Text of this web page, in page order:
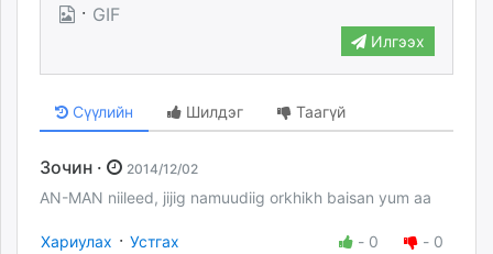
· GIF
Илгээх
Сүүлийн Шилдэг Таагүй
Зочин · 2014/12/02
AN-MAN niileed, jijig namuudiig orkhikh baisan yum aa
Хариулах · Устгах - 0 - 0